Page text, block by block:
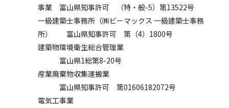
事業 富山県知事許可 （特・般-5）第13522号
一級建築士事務所（㈱ビーマックス 一級建築士事務
所） 富山県知事許可 第（4）1800号
建築物環境衛生総合管理業
富山県1総第8-20号
産業廃棄物収集運搬業
富山県知事許可 第01606182072号
電気工事業